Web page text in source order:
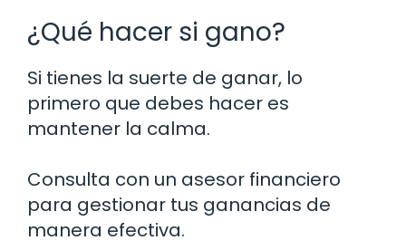
¿Qué hacer si gano?
Si tienes la suerte de ganar, lo
primero que debes hacer es
mantener la calma.
Consulta con un asesor financiero
para gestionar tus ganancias de
manera efectiva.